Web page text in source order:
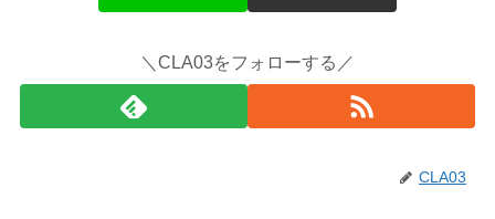
＼CLA03をフォローする／
CLA03